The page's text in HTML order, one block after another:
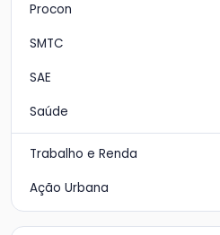
Procon
SMTC
SAE
Saúde
Trabalho e Renda
Ação Urbana